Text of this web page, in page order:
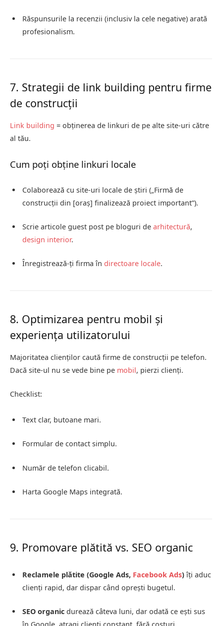
Răspunsurile la recenzii (inclusiv la cele negative) arată
profesionalism.
7. Strategii de link building pentru firme
de construcții
Link building = obținerea de linkuri de pe alte site-uri către
al tău.
Cum poți obține linkuri locale
Colaborează cu site-uri locale de știri („Firmă de
construcții din [oraș] finalizează proiect important”).
Scrie articole guest post pe bloguri de arhitectură,
design interior.
Înregistrează-ți firma în directoare locale.
8. Optimizarea pentru mobil și
experiența utilizatorului
Majoritatea clienților caută firme de construcții pe telefon.
Dacă site-ul nu se vede bine pe mobil, pierzi clienți.
Checklist:
Text clar, butoane mari.
Formular de contact simplu.
Număr de telefon clicabil.
Harta Google Maps integrată.
9. Promovare plătită vs. SEO organic
Reclamele plătite (Google Ads, Facebook Ads)îți aduc
clienți rapid, dar dispar când oprești bugetul.
SEO organic durează câteva luni, dar odată ce ești sus